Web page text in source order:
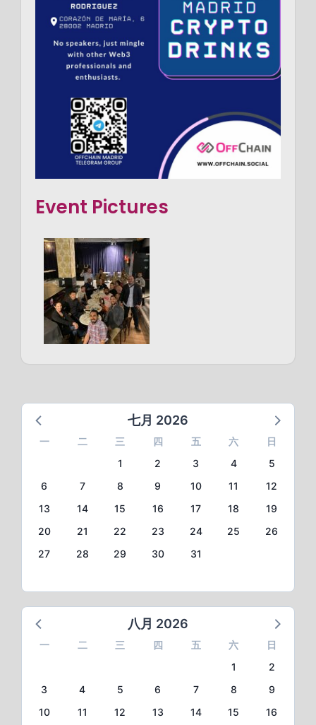
Event Pictures
七月 2026
一 二 三 四 五 六
日
1
2 3 4
5
6
7 8 9 10 11
12
13
14 15 16 17 18
19
20
21 22 23 24 25
26
27
28 29 30 31
八月 2026
一 二 三 四 五 六
日
1
2
3
4 5 6 7 8
9
10
11 12 13 14 15 16